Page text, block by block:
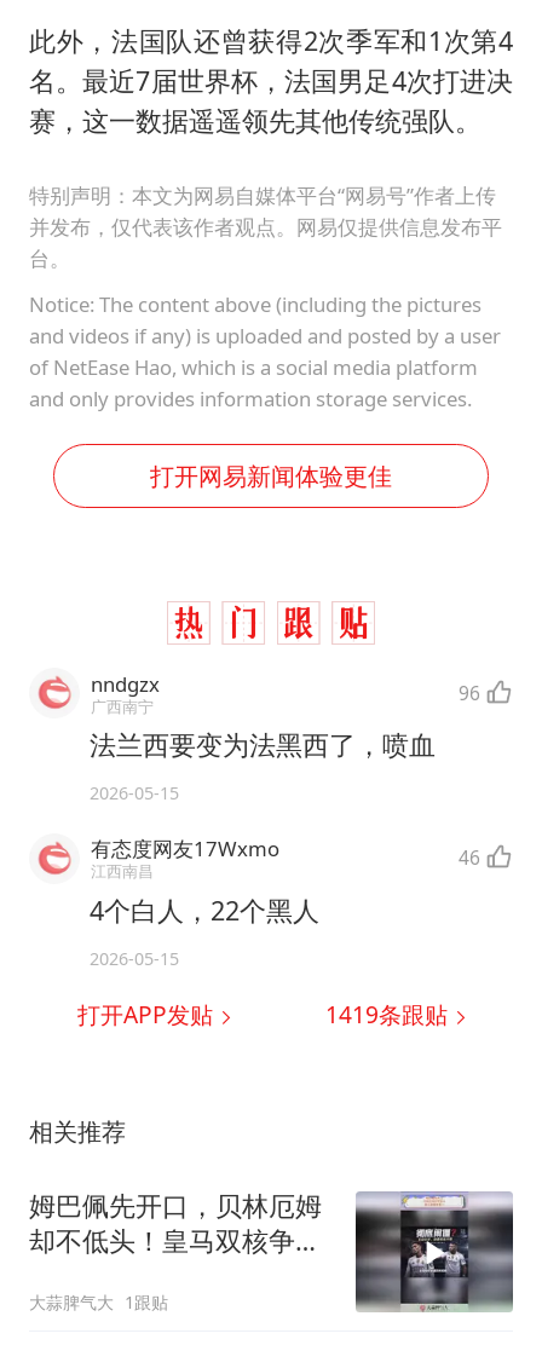
此外，法国队还曾获得2次季军和1次第4
名。最近7届世界杯，法国男足4次打进决
赛，这一数据遥遥领先其他传统强队。
特别声明：本文为网易自媒体平台“网易号”作者上传
并发布，仅代表该作者观点。网易仅提供信息发布平
台。
Notice: The content above (including the pictures
and videos if any) is uploaded and posted by a user
of NetEase Hao, which is a social media platform
and only provides information storage services.
打开网易新闻体验更佳
nndgzx
广西南宁 96
法兰西要变为法黑西了，喷血
2026-05-15
有态度网友17Wxmo
江西南昌 46
4个白人，22个黑人
2026-05-15
打开APP发贴 1419条跟贴
相关推荐
姆巴佩先开口，贝林厄姆
却不低头！皇马双核争第
大蒜脾气大 1跟贴